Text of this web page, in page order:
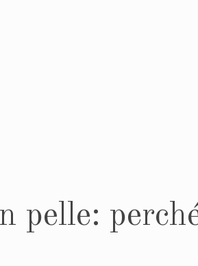
pelle: